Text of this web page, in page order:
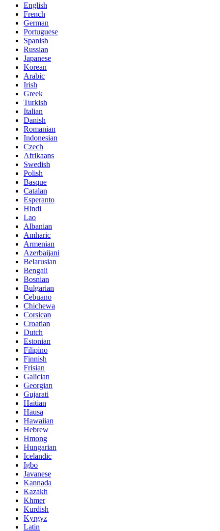
English
French
German
Portuguese
Spanish
Russian
Japanese
Korean
Arabic
Irish
Greek
Turkish
Italian
Danish
Romanian
Indonesian
Czech
Afrikaans
Swedish
Polish
Basque
Catalan
Esperanto
Hindi
Lao
Albanian
Amharic
Armenian
Azerbaijani
Belarusian
Bengali
Bosnian
Bulgarian
Cebuano
Chichewa
Corsican
Croatian
Dutch
Estonian
Filipino
Finnish
Frisian
Galician
Georgian
Gujarati
Haitian
Hausa
Hawaiian
Hebrew
Hmong
Hungarian
Icelandic
Igbo
Javanese
Kannada
Kazakh
Khmer
Kurdish
Kyrgyz
Latin